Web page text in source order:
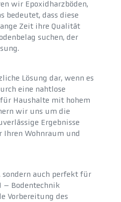
wir Epoxidharzböden,
bedeutet, dass diese
Zeit ihre Qualität
suchen, der
Lösung dar, wenn es
eine nahtlose
Haushalte mit hohem
wir uns um die
Ergebnisse
Ihren Wohnraum und
sondern auch perfekt für
– Bodentechnik
Vorbereitung des